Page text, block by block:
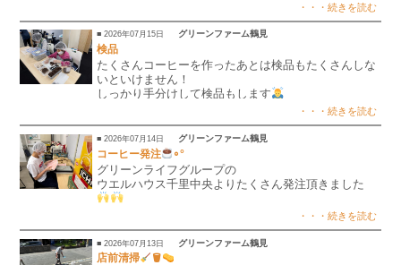
天気もよく景色も良い中販売させて頂きました
・・・続きを読む
■ 2026年07月15日 グリーンファーム鶴見
検品
たくさんコーヒーを作ったあとは検品もたくさんしな
いといけません！
しっかり手分けして検品もします
・・・続きを読む
■ 2026年07月14日 グリーンファーム鶴見
コーヒー発注 ∘°
グリーンライフグループの
ウエルハウス千里中央よりたくさん発注頂きました
・・・続きを読む
■ 2026年07月13日 グリーンファーム鶴見
店前清掃 🪣